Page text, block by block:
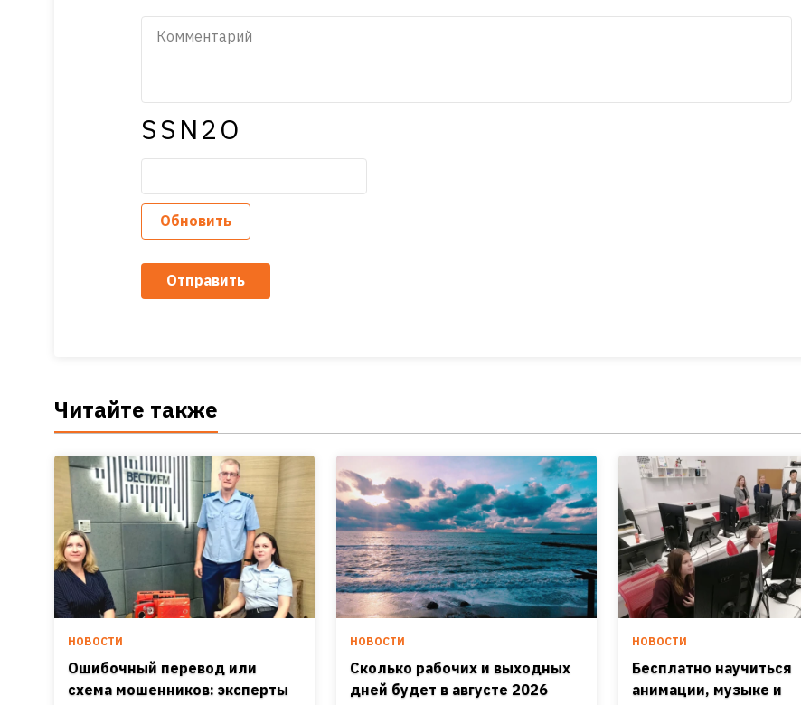
SSN2O
Обновить
Отправить
Читайте также
НОВОСТИ
Ошибочный перевод или
схема мошенников: эксперты
НОВОСТИ
Сколько рабочих и выходных
дней будет в августе 2026
НОВОСТИ
Бесплатно научиться
анимации, музыке и